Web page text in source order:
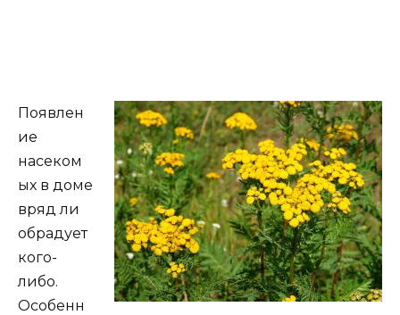
Появлен
ие
насеком
ых в доме
вряд ли
обрадует
кого-
либо.
Особенн